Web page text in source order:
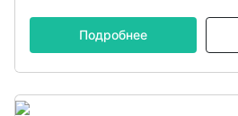
Подробнее